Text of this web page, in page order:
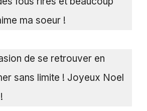
ma soeur !
de se retrouver en
sans limite ! Joyeux Noel